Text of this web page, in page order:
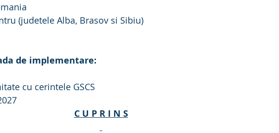
(judetele Alba, Brasov si Sibiu)
de implementare:
cu cerintele GSCS
C U P R I N S